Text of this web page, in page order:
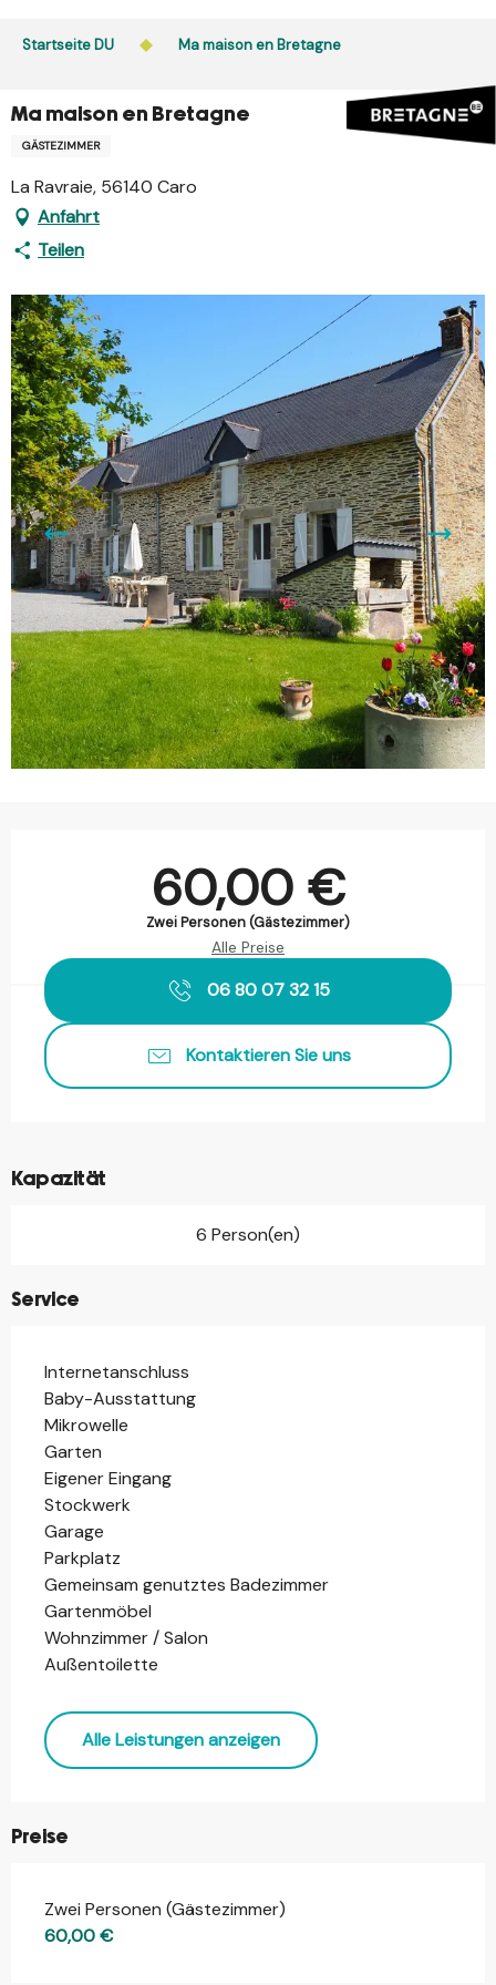
Startseite DU Ma maison en Bretagne
Ma maison en Bretagne
GÄSTEZIMMER
La Ravraie, 56140 Caro
Anfahrt
Teilen
60,00 €
Zwei Personen (Gästezimmer)
Alle Preise
06 80 07 32 15
Kontaktieren Sie uns
Kapazität
6 Person(en)
Service
Internetanschluss
Baby-Ausstattung
Mikrowelle
Garten
Eigener Eingang
Stockwerk
Garage
Parkplatz
Gemeinsam genutztes Badezimmer
Gartenmöbel
Wohnzimmer / Salon
Außentoilette
Alle Leistungen anzeigen
Preise
Preise 2026
Zwei Personen (Gästezimmer)
60,00 €